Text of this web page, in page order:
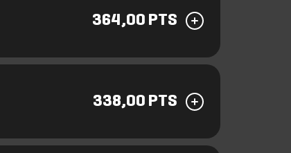
364,00 PTS
338,00 PTS